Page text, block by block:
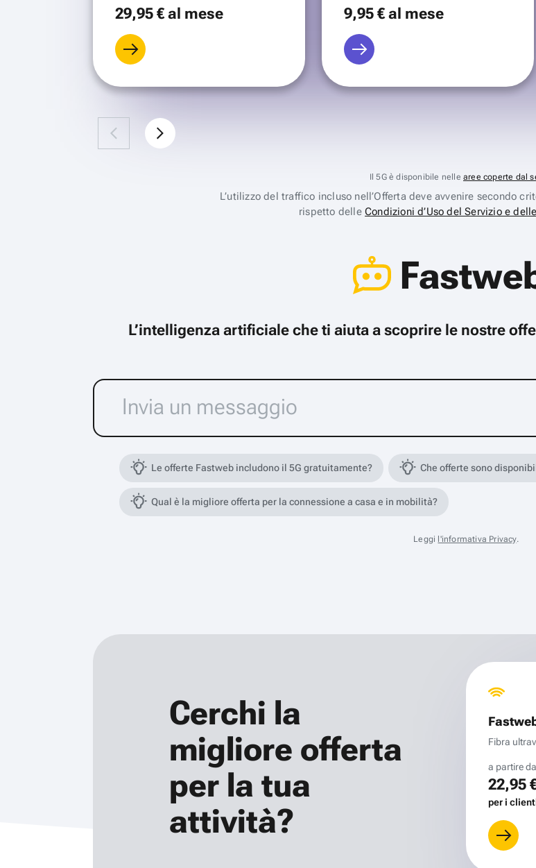
29,95 €al mese 9,95 €al mese
Il 5G è disponibile nelle aree coperte dal
L’utilizzo del traffico incluso nell’Offerta deve avvenire secondo
rispetto delleCondizioni d’Uso del Servizio e
L’intelligenza artificiale che ti aiuta a scoprire le nostre
Le offerte Fastweb includono il 5G gratuitamente? Che offerte sono
Qual è la migliore offerta per la connessione a casa e in mobilità?
Leggi l'informativa Privacy.
Cerchi la
migliore offerta
per la tua
attività?
Fibra
a partire da
22,95
per i